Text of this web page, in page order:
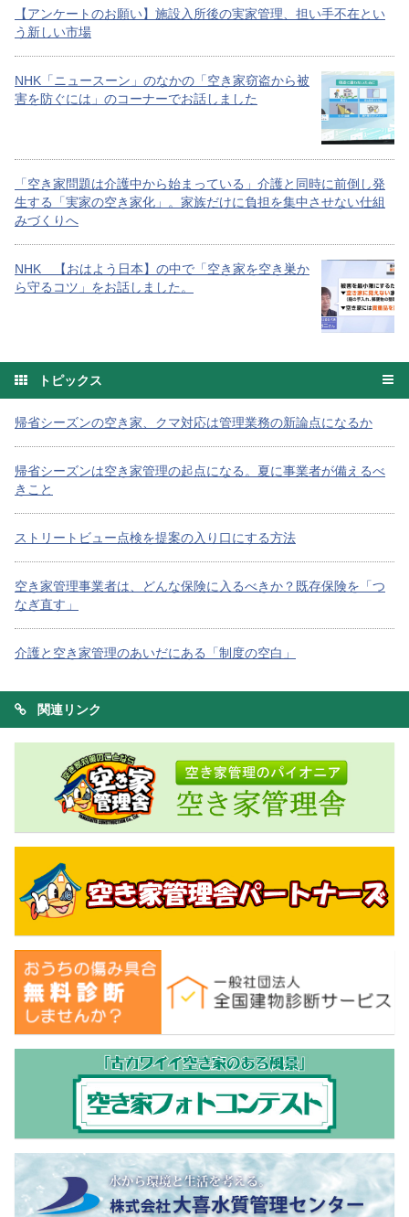
【アンケートのお願い】施設入所後の実家管理、担い手不在とい
う新しい市場
NHK「ニュースーン」のなかの「空き家窃盗から被
害を防ぐには」のコーナーでお話しました
「空き家問題は介護中から始まっている」介護と同時に前倒し発
生する「実家の空き家化」。家族だけに負担を集中させない仕組
みづくりへ
NHK 【おはよう日本】の中で「空き家を空き巣か
ら守るコツ」をお話しました。
トピックス
帰省シーズンの空き家、クマ対応は管理業務の新論点になるか
帰省シーズンは空き家管理の起点になる。夏に事業者が備えるべ
きこと
ストリートビュー点検を提案の入り口にする方法
空き家管理事業者は、どんな保険に入るべきか？既存保険を「つ
なぎ直す」
介護と空き家管理のあいだにある「制度の空白」
関連リンク